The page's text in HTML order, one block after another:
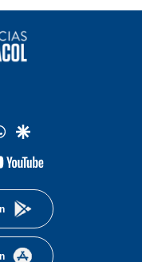
whatsapp
google
youtube-